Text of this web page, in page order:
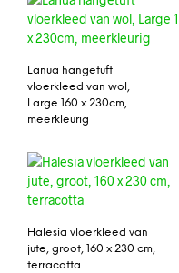
Lanua hangetuft
vloerkleed van wol,
Large 160 x 230cm,
meerkleurig
Halesia vloerkleed van
jute, groot, 160 x 230 cm,
terracotta